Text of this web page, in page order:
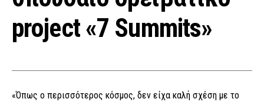
project «7 Summits»
«Όπως ο περισσότερος κόσμος, δεν είχα καλή σχέση με το